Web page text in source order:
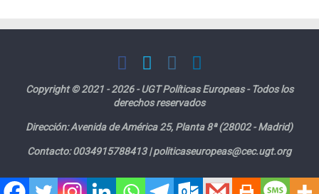
Copyright © 2021 - 2026 - UGT Políticas Europeas - Todos los
derechos reservados
Dirección:Avenida de América 25, Planta 8ª (28002 - Madrid)
Contacto: 0034915788413 |politicaseuropeas@cec.ugt.org